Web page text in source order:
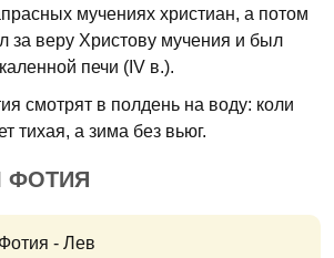
мучениях христиан, а потом
за веру Христову мучения и был
печи (IV в.).
смотрят в полдень на воду: коли
тихая, а зима без вьюг.
ФОТИЯ
- Лев